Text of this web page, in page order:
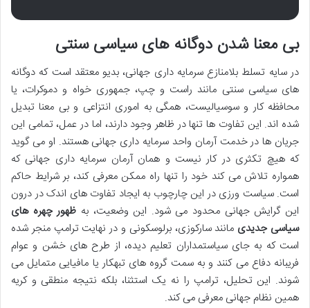
بی معنا شدن دوگانه های سیاسی سنتی
در سایه تسلط بلامنازع سرمایه داری جهانی، بدیو معتقد است که دوگانه
های سیاسی سنتی مانند راست و چپ، جمهوری خواه و دموکرات، یا
محافظه کار و سوسیالیست، همگی به اموری انتزاعی و بی معنا تبدیل
شده اند. این تفاوت ها تنها در ظاهر وجود دارند، اما در عمل، تمامی این
جریان ها در خدمت آرمان واحد سرمایه داری جهانی هستند. او می گوید
که هیچ تکثری در کار نیست و همان آرمان سرمایه داری جهانی که
همواره تلاش می کند خود را تنها راه ممکن معرفی کند، بر شرایط حاکم
است. سیاست ورزی در این چارچوب به ایجاد تفاوت های اندک در درون
این گرایش جهانی محدود می شود. این وضعیت، به ظهور چهره های
سیاسی جدیدی مانند سارکوزی، برلوسکونی و در نهایت ترامپ منجر شده
است که به جای سیاستمداران تعلیم دیده، از طرح های خشن و عوام
فریبانه دفاع می کنند و به سمت گروه های تبهکار یا مافیایی متمایل می
شوند. این تحلیل، ترامپ را نه یک استثنا، بلکه نتیجه منطقی و کریه
همین نظام جهانی معرفی می کند.